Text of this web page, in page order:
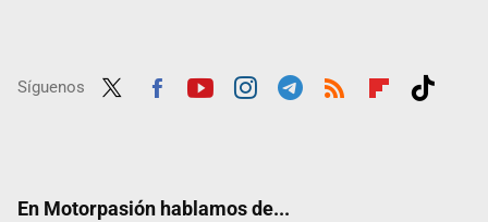
Síguenos
En Motorpasión hablamos de...